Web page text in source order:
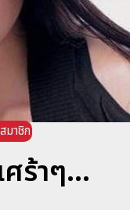
มาชิก
ร้าๆ...